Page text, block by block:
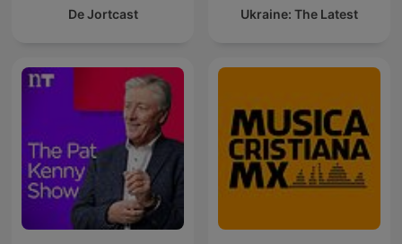
De Jortcast Ukraine: The Latest